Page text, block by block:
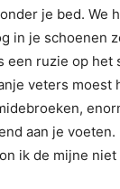
je bed. We
in je schoenen
ruzie op het
veters moest
aan je
ik de mijne